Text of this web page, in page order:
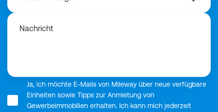
Nachricht
Ja, ich möchte E-Mails von Mileway über neue verfügbare
Einheiten sowie Tipps zur Anmietung von
Gewerbeimmobilien erhalten. Ich kann mich jederzeit